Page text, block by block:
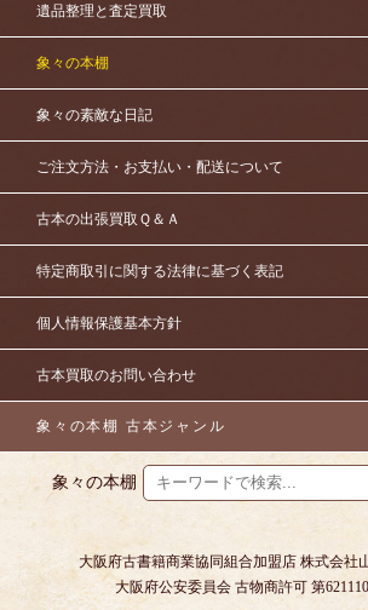
遺品整理と査定買取
象々の本棚
象々の素敵な日記
ご注文方法・お支払い・配送について
古本の出張買取Ｑ＆Ａ
特定商取引に関する法律に基づく表記
個人情報保護基本方針
古本買取のお問い合わせ
象々の本棚 古本ジャンル
象々の本棚
大阪府古書籍商業協同組合加盟店 株式会社
大阪府公安委員会 古物商許可 第